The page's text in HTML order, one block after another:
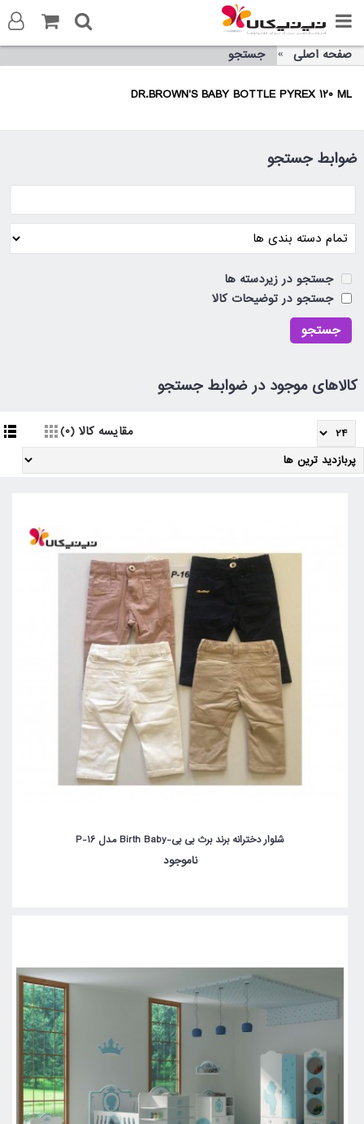
صفحه اصلی جستجو
DR.BROWN'S BABY BOTTLE PYREX 120 ML
ضوابط جستجو
جستجو در زیردسته ها
جستجو در توضیحات کالا
کالاهای موجود در ضوابط جستجو
مقایسه کالا (0)
شلوار دخترانه برند برث بی بی-Birth Baby مدل P-16
ناموجود